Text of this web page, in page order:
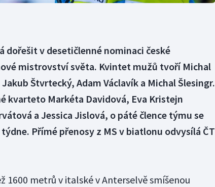
dořešit v desetičlenné nominaci české
mistrovství světa. Kvintet mužů tvoří Michal
Štvrtecký, Adam Václavík a Michal Šlesingr.
kvarteto Markéta Davidová, Eva Kristejn
a Jessica Jislová, o páté člence týmu se
Přímé přenosy z MS v biatlonu odvysílá ČT
1600 metrů v italské v Anterselvě smíšenou